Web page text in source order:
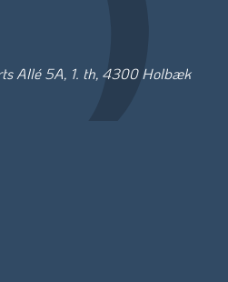
Allé 5A, 1. th, 4300 Holbæk